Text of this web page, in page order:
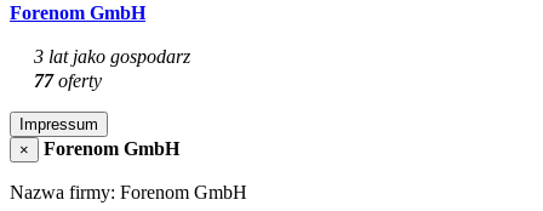
Forenom GmbH
3 lat jako gospodarz
77oferty
Impressum
×
Forenom GmbH
Nazwa firmy: Forenom GmbH